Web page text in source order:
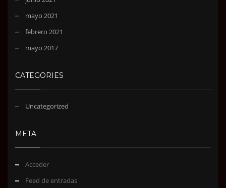
mayo 2021
febrero 2021
mayo 2017
CATEGORIES
Uncategorized
META
Acceder
Feed de entradas